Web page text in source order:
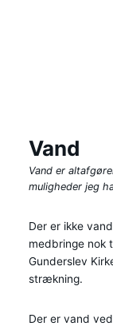
Vand
Vand er
muligheder jeg
Der er ikke
medbringe nok
Gunderslev
strækning.
Der er vand